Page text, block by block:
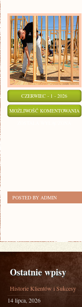
CZERWIEC - 1 - 2026
MOŻLIWOŚĆ KOMENTOWANIA
POSTED BY ADMIN
Ostatnie wpisy
Historie Klientów i Sukcesy
14 lipca, 2026